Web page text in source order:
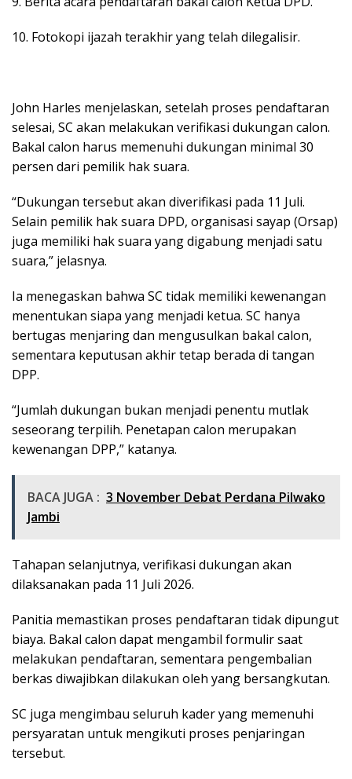
10. Fotokopi ijazah terakhir yang telah dilegalisir.
John Harles menjelaskan, setelah proses pendaftaran
selesai, SC akan melakukan verifikasi dukungan calon.
Bakal calon harus memenuhi dukungan minimal 30
persen dari pemilik hak suara.
“Dukungan tersebut akan diverifikasi pada 11 Juli.
Selain pemilik hak suara DPD, organisasi sayap (Orsap)
juga memiliki hak suara yang digabung menjadi satu
suara,” jelasnya.
Ia menegaskan bahwa SC tidak memiliki kewenangan
menentukan siapa yang menjadi ketua. SC hanya
bertugas menjaring dan mengusulkan bakal calon,
sementara keputusan akhir tetap berada di tangan
DPP.
“Jumlah dukungan bukan menjadi penentu mutlak
seseorang terpilih. Penetapan calon merupakan
kewenangan DPP,” katanya.
BACA JUGA : 3 November Debat Perdana Pilwako
Jambi
Tahapan selanjutnya, verifikasi dukungan akan
dilaksanakan pada 11 Juli 2026.
Panitia memastikan proses pendaftaran tidak dipungut
biaya. Bakal calon dapat mengambil formulir saat
melakukan pendaftaran, sementara pengembalian
berkas diwajibkan dilakukan oleh yang bersangkutan.
SC juga mengimbau seluruh kader yang memenuhi
persyaratan untuk mengikuti proses penjaringan
tersebut.